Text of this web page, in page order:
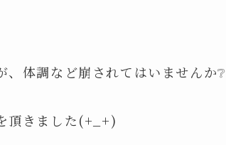
体調など崩されてはいませんか❔
頂きました(+_+)